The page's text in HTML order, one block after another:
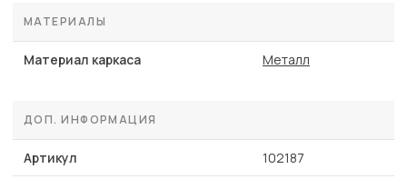
МАТЕРИАЛЫ
Материал каркаса Металл
ДОП. ИНФОРМАЦИЯ
Артикул 102187